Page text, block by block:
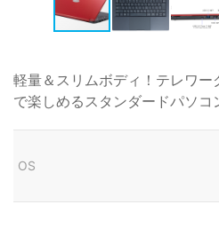
軽量＆スリムボディ！テレワー
で楽しめるスタンダードパソコ
OS